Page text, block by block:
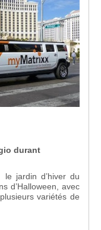
durant
jardin d’hiver du
d’Halloween, avec
variétés de